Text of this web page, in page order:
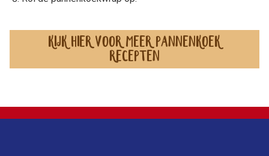
Kijk hier voor meer pannenkoek
recepten